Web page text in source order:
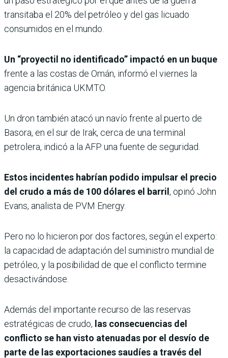
transitaba el 20% del petróleo y del gas licuado
consumidos en el mundo.
Un “proyectil no identificado” impactó en un buque
frente a las costas de Omán, informó el viernes la
agencia británica UKMTO.
Un dron también atacó un navío frente al puerto de
Basora, en el sur de Irak, cerca de una terminal
petrolera, indicó a la AFP una fuente de seguridad.
Estos incidentes habrían podido impulsar el precio
del crudo a más de 100 dólares el barril, opinó John
Evans, analista de PVM Energy.
Pero no lo hicieron por dos factores, según el experto:
la capacidad de adaptación del suministro mundial de
petróleo, y la posibilidad de que el conflicto termine
desactivándose.
Además del importante recurso de las reservas
estratégicas de crudo, las consecuencias del
conflicto se han visto atenuadas por el desvío de
parte de las exportaciones saudíes a través del